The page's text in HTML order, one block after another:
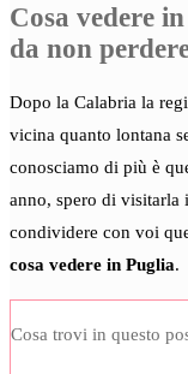
Cosa vedere
da non
Dopo la Calabria la
vicina quanto lontana
conosciamo di più è
anno, spero di
condividere con voi
cosa vedere in Puglia.
Cosa trovi in questo